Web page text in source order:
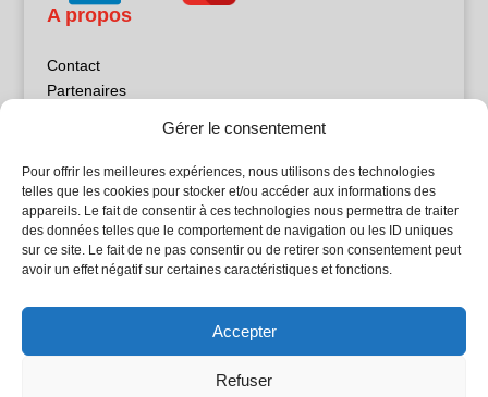
Gérer le consentement
Pour offrir les meilleures expériences, nous utilisons des technologies
telles que les cookies pour stocker et/ou accéder aux informations des
appareils. Le fait de consentir à ces technologies nous permettra de traiter
des données telles que le comportement de navigation ou les ID uniques
sur ce site. Le fait de ne pas consentir ou de retirer son consentement peut
avoir un effet négatif sur certaines caractéristiques et fonctions.
Accepter
Refuser
A propos
Contact
Partenaires
Politique de confidentialité
Sites partenaires
5Façades
Atrium Patrimoine